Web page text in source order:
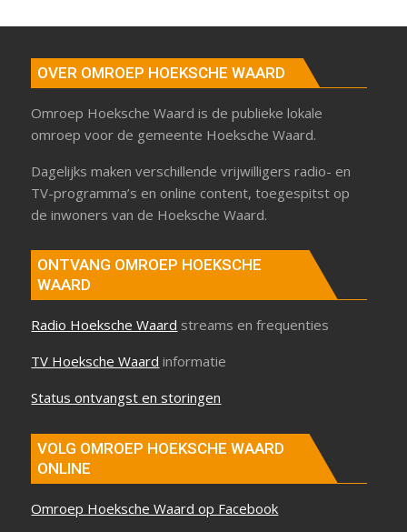
OVER OMROEP HOEKSCHE WAARD
Omroep Hoeksche Waard is de publieke lokale
omroep voor de gemeente Hoeksche Waard.
Dagelijks maken verschillende vrijwilligers radio- en
TV-programma’s en online content, toegespitst op
de inwoners van de Hoeksche Waard.
ONTVANG OMROEP HOEKSCHE
WAARD
Radio Hoeksche Waard streams en frequenties
TV Hoeksche Waard informatie
Status ontvangst en storingen
VOLG OMROEP HOEKSCHE WAARD
ONLINE
Omroep Hoeksche Waard op Facebook